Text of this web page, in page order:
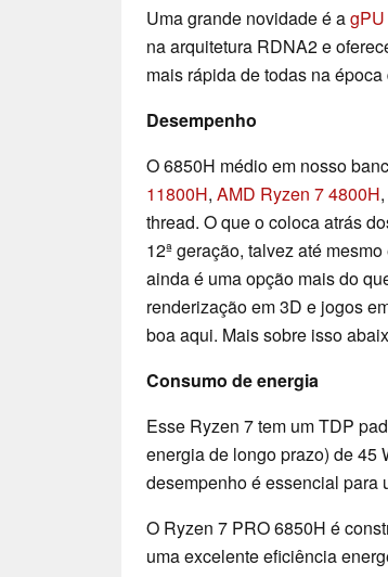
Uma grande novidade é a
na arquitetura RDNA2 e
mais rápida de todas na
Desempenho
O 6850H médio em nosso
11800H, AMD Ryzen 7 4800H,
thread. O que o coloca atrás
12ª geração, talvez até
ainda é uma opção mais do
renderização em 3D e jogos
boa aqui. Mais sobre isso
Consumo de energia
Esse Ryzen 7 tem um TDP
energia de longo prazo) de 45
desempenho é essencial para
O Ryzen 7 PRO 6850H é
uma excelente eficiência